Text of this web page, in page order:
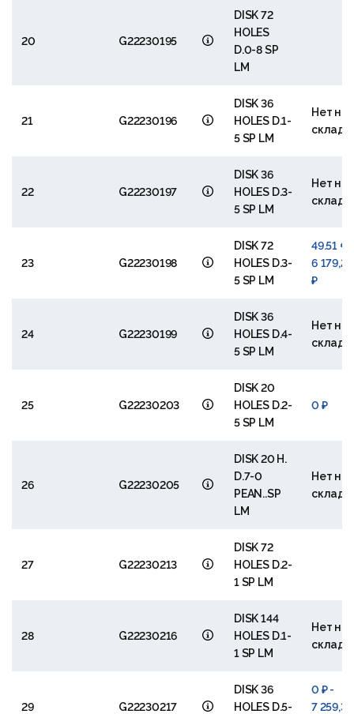
20 G22230195
DISK 72
HOLES
D.0-8 SP
LM
21 G22230196
DISK 36
HOLES D.1-
5 SP LM
Нет на
складе
22 G22230197
DISK 36
HOLES D.3-
5 SP LM
Нет на
складе
23 G22230198
DISK 72
HOLES D.3-
5 SP LM
49.51 €
6 179,29
₽
24 G22230199
DISK 36
HOLES D.4-
5 SP LM
Нет на
складе
25 G22230203
DISK 20
HOLES D.2-
5 SP LM
0 ₽
26 G22230205
DISK 20 H.
D.7-0
PEAN..SP
LM
Нет на
складе
27 G22230213
DISK 72
HOLES D.2-
1 SP LM
28 G22230216
DISK 144
HOLES D.1-
1 SP LM
Нет на
складе
29 G22230217
DISK 36
HOLES D.5-
0 ₽ -
7 259,35